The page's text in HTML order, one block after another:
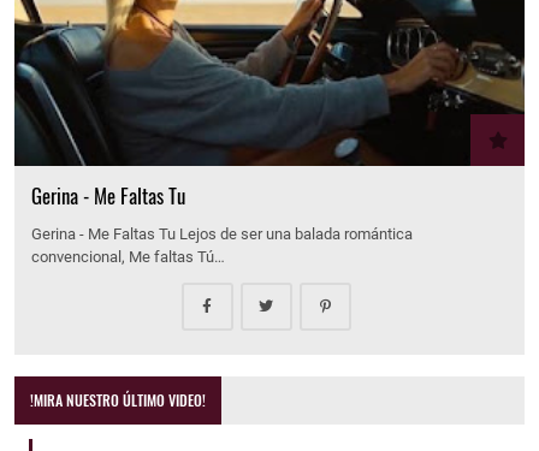
Gerina - Me Faltas Tu
Gerina - Me Faltas Tu Lejos de ser una balada romántica
convencional, Me faltas Tú…
!MIRA NUESTRO ÚLTIMO VIDEO!